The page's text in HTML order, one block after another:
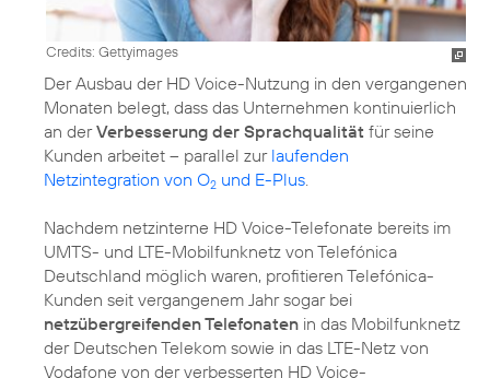
Credits: Gettyimages
Der Ausbau der HD Voice-Nutzung in den vergangenen
Monaten belegt, dass das Unternehmen kontinuierlich
an derVerbesserung der Sprachqualität für seine
Kunden arbeitet – parallel zur laufenden
Netzintegration von O2 und E-Plus.
Nachdem netzinterne HD Voice-Telefonate bereits im
UMTS- und LTE-Mobilfunknetz von Telefónica
Deutschland möglich waren, profitieren Telefónica-
Kunden seit vergangenem Jahr sogar bei
netzübergreifenden Telefonaten in das Mobilfunknetz
der Deutschen Telekom sowie in das LTE-Netz von
Vodafone von der verbesserten HD Voice-